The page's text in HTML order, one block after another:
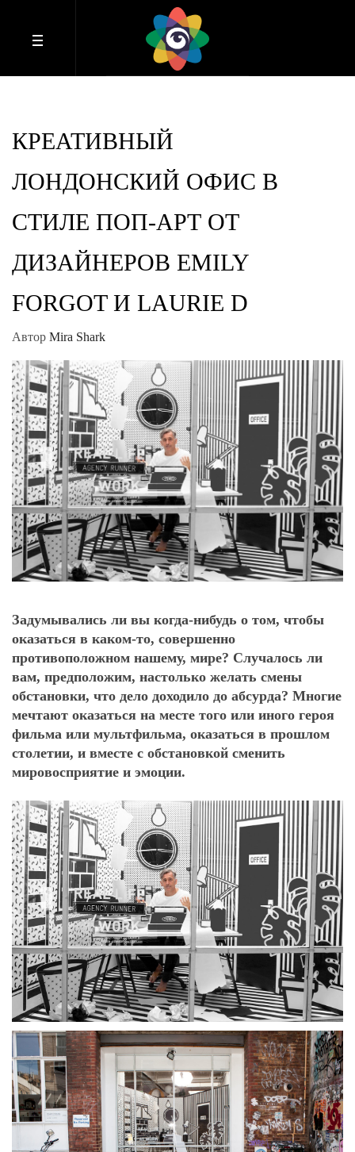
КРЕАТИВНЫЙ
ЛОНДОНСКИЙ ОФИС В
СТИЛЕ ПОП-АРТ ОТ
ДИЗАЙНЕРОВ EMILY
FORGOT И LAURIE D
Автор Mira Shark
Задумывались ли вы когда-нибудь о том, чтобы
оказаться в каком-то, совершенно
противоположном нашему, мире? Случалось ли
вам, предположим, настолько желать смены
обстановки, что дело доходило до абсурда? Многие
мечтают оказаться на месте того или иного героя
фильма или мультфильма, оказаться в прошлом
столетии, и вместе с обстановкой сменить
мировосприятие и эмоции.